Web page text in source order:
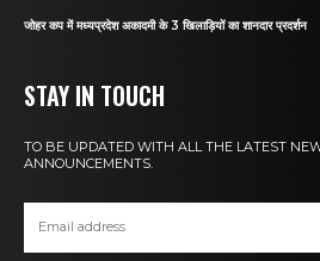
जोहर कप में मध्यप्रदेश अकादमी के 3 खिलाड़ियों का शानदार प्रदर्शन
STAY IN TOUCH
TO BE UPDATED WITH ALL THE LATEST
ANNOUNCEMENTS.